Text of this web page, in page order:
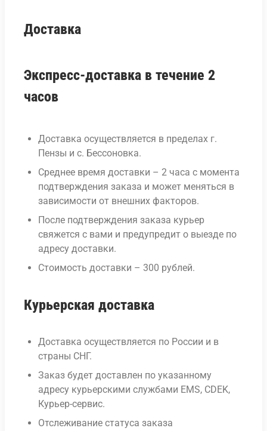
Доставка
Экспресс-доставка в течение 2
часов
Доставка осуществляется в пределах г.
Пензы и с. Бессоновка.
Среднее время доставки – 2 часа с момента
подтверждения заказа и может меняться в
зависимости от внешних факторов.
После подтверждения заказа курьер
свяжется с вами и предупредит о выезде по
адресу доставки.
Стоимость доставки – 300 рублей.
Курьерская доставка
Доставка осуществляется по России и в
страны СНГ.
Заказ будет доставлен по указанному
адресу курьерскими службами EMS, CDEK,
Курьер-сервис.
Отслеживание статуса заказа